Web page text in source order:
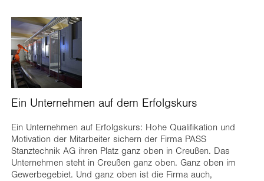
Ein Unternehmen auf dem Erfolgskurs
Ein Unternehmen auf Erfolgskurs: Hohe Qualifikation und
Motivation der Mitarbeiter sichern der Firma PASS
Stanztechnik AG ihren Platz ganz oben in Creußen. Das
Unternehmen steht in Creußen ganz oben. Ganz oben im
Gewerbegebiet. Und ganz oben ist die Firma auch,